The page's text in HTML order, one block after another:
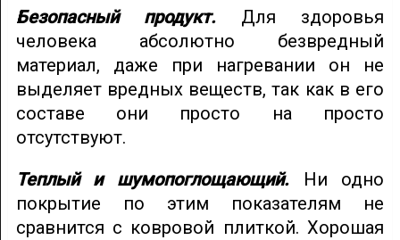
Безопасный продукт.
Для здоровья
человека абсолютно безвредный
материал, даже при нагревании он не
выделяет вредных веществ, так как в его
составе они просто на просто
отсутствуют.
Теплый и шумопоглощающий.
Ни одно
покрытие по этим показателям не
сравнится с ковровой плиткой. Хорошая